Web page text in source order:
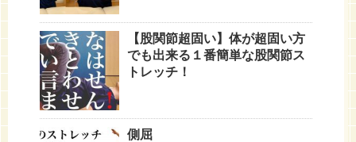
【股関節超固い】体が超固い方
でも出来る１番簡単な股関節ス
トレッチ！
側屈